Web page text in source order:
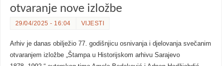
otvaranje nove izložbe
29/04/2025 - 16:04 VIJESTI
Arhiv je danas obilježio 77. godišnjicu osnivanja i djelovanja svečanim
otvaranjem izložbe „Štampa u Historijskom arhivu Sarajevo